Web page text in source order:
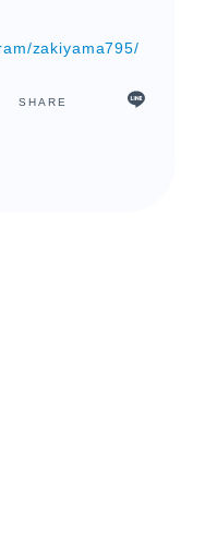
zakiyama795/
SHARE